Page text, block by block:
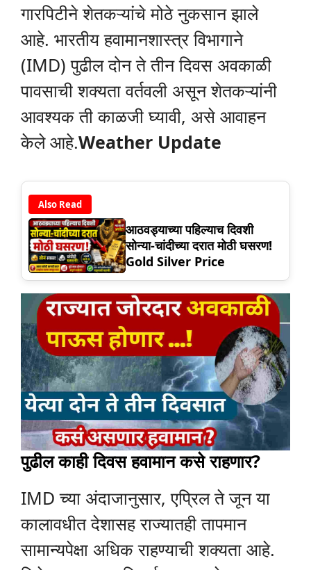
गारपिटीने शेतकऱ्यांचे मोठे नुकसान झाले
आहे. भारतीय हवामानशास्त्र विभागाने
(IMD) पुढील दोन ते तीन दिवस अवकाळी
पावसाची शक्यता वर्तवली असून शेतकऱ्यांनी
आवश्यक ती काळजी घ्यावी, असे आवाहन
केले आहे.Weather Update
Also Read
आठवड्याच्या पहिल्याच दिवशी
सोन्या-चांदीच्या दरात मोठी घसरण!
Gold Silver Price
पुढील काही दिवस हवामान कसे राहणार?
IMD च्या अंदाजानुसार, एप्रिल ते जून या
कालावधीत देशासह राज्यातही तापमान
सामान्यपेक्षा अधिक राहण्याची शक्यता आहे.